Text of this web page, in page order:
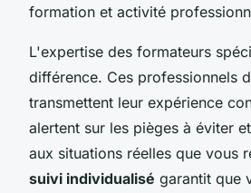
formation et activité
L'expertise des formateurs
différence. Ces professionnels
transmettent leur expérience
alertent sur les pièges à éviter
aux situations réelles que vous
suivi individualisé garantit que